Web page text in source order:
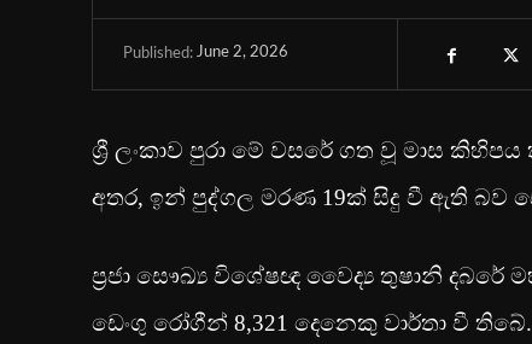
Published: June 2, 2026
ශ්‍රී ලංකාව පුරා මේ වසරේ ගත වූ මාස
අතර, ඉන් පුද්ගල මරණ 19ක් සිදු වී ඇති බව
ප්‍රජා සෞඛ්‍ය විශේෂඥ වෛද්‍ය තුෂානි දබරේ
ඩෙංගු රෝගීන් 8,321 දෙනෙකු වාර්තා වී